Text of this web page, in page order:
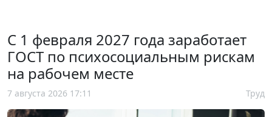
С 1 февраля 2027 года заработает
ГОСТ по психосоциальным рискам
на рабочем месте
7 августа 2026 17:11 Труд